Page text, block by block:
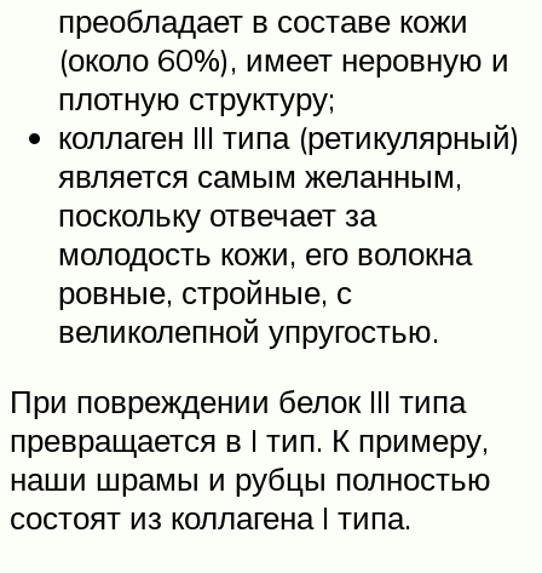
преобладает в составе кожи
(около 60%), имеет неровную и
плотную структуру;
коллаген III типа (ретикулярный)
является самым желанным,
поскольку отвечает за
молодость кожи, его волокна
ровные, стройные, с
великолепной упругостью.
При повреждении белок III типа
превращается в I тип. К примеру,
наши шрамы и рубцы полностью
состоят из коллагена I типа.